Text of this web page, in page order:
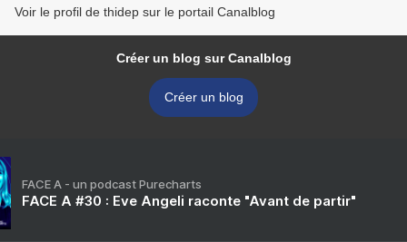
Voir le profil de thidep sur le portail Canalblog
Créer un blog sur Canalblog
Créer un blog
FACE A - un podcast Purecharts
FACE A #30 : Eve Angeli raconte "Avant de partir"